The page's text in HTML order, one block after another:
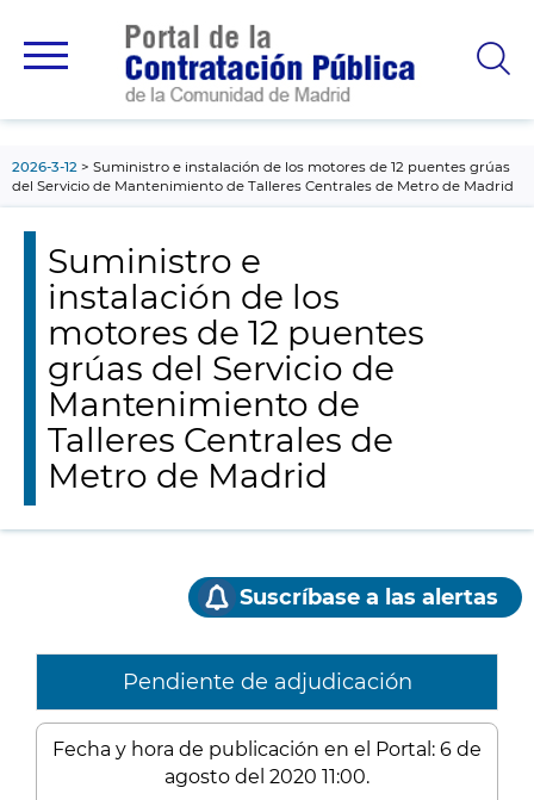
principal
2026-3-12
Suministro e instalación de los motores de 12 puentes grúas
del Servicio de Mantenimiento de Talleres Centrales de Metro de Madrid
Suministro e
instalación de los
motores de 12 puentes
grúas del Servicio de
Mantenimiento de
Talleres Centrales de
Metro de Madrid
Suscríbase a las alertas
Pendiente de adjudicación
Fecha y hora de publicación en el Portal: 6 de
agosto del 2020 11:00.